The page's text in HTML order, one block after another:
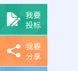
我要
投标
我要
分享